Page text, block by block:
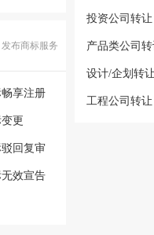
发布商标服务
享注册
更
回复审
效宣告
投资公司转让
产品类公司转
设计/企划转让
工程公司转让